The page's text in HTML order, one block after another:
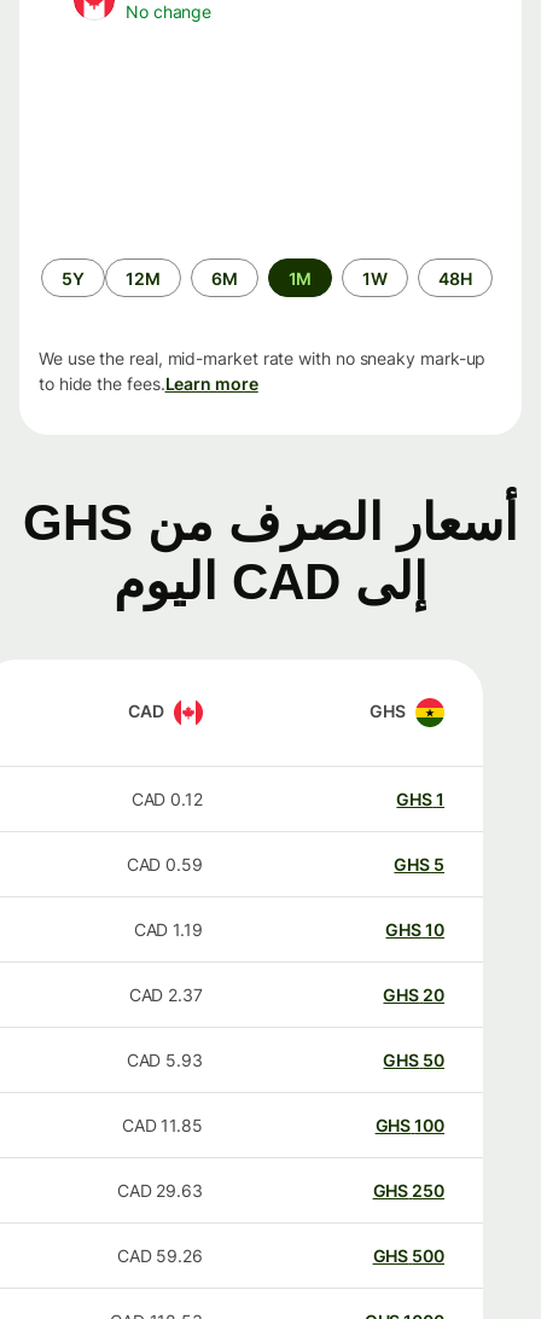
No change
الفترة
الزمنية
48H
1W
1M
6M
12M
5Y
We use the real, mid-market rate with no sneaky mark-up
to hide the fees.Learn more
أسعار الصرف من GHS
إلى CAD اليوم
GHS
CAD
GHS
0.12
CAD
GHS
0.59
CAD
GHS
1.19
CAD
20
GHS
2.37
CAD
50
GHS
5.93
CAD
100
GHS
11.85
CAD
250
GHS
29.63
CAD
500
GHS
59.26
CAD